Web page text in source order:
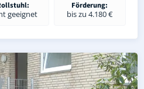
geeignet
Förderung:
bis zu 4.180 €
in Linden (Landkreis
(Landkreis